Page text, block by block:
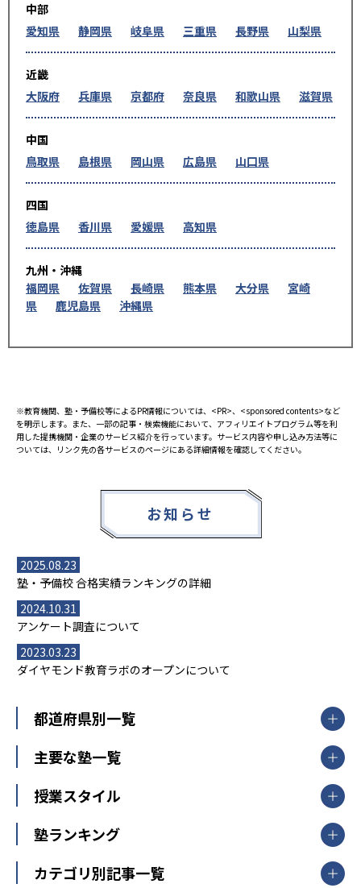
中部
愛知県
静岡県 岐阜県 三重県 長野県 山梨県
近畿
大阪府
兵庫県 京都府 奈良県 和歌山県 滋賀県
中国
鳥取県
島根県 岡山県 広島県 山口県
四国
徳島県
香川県 愛媛県 高知県
九州・沖縄
福岡県
佐賀県 長崎県 熊本県 大分県
宮崎
県
鹿児島県 沖縄県
※教育機関、塾・予備校等によるPR情報については、<PR>、<sponsored contents>など
を明示します。また、一部の記事・検索機能において、アフィリエイトプログラム等を利
用した提携機関・企業のサービス紹介を行っています。サービス内容や申し込み方法等に
ついては、リンク先の各サービスのページにある詳細情報を確認してください。
お知らせ
2025.08.23
塾・予備校 合格実績ランキングの詳細
2024.10.31
アンケート調査について
2023.03.23
ダイヤモンド教育ラボのオープンについて
都道府県別一覧
北海道・東北
山形県
福島県
関東
東京都
神奈川県
茨城県
栃木県
群馬県
主要な塾一覧
【掲載塾一覧を見る】
東京個別指導学院
明光義塾
授業スタイル
個別指導
オンライン指導
塾ランキング
中学受験ランキング
カテゴリ別記事一覧